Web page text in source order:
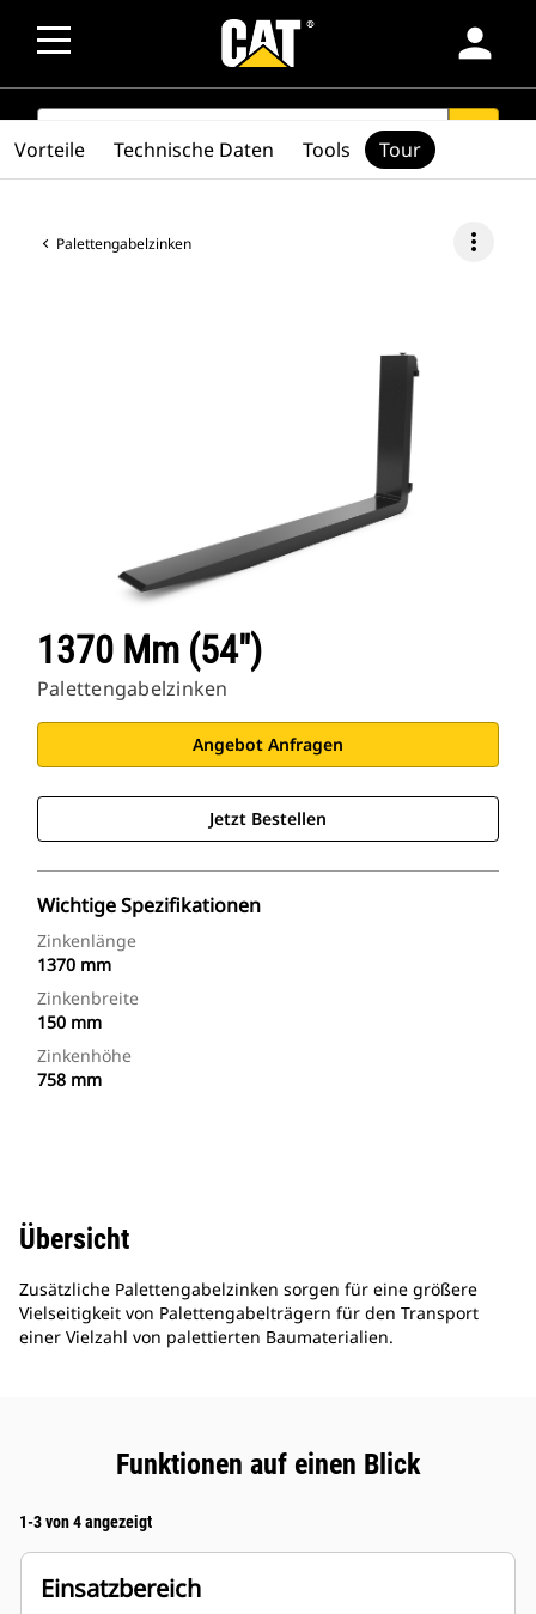
person
SEARCH
Palettengabelzinken more_vert
1370 Mm (54")
Palettengabelzinken
Angebot Anfragen
Jetzt Bestellen
Wichtige Spezifikationen
Zinkenlänge
1370 mm
Zinkenbreite
150 mm
Zinkenhöhe
758 mm
Vorteile Technische Daten Tools Tour
Übersicht
Zusätzliche Palettengabelzinken sorgen für eine größere
Vielseitigkeit von Palettengabelträgern für den Transport
einer Vielzahl von palettierten Baumaterialien.
Funktionen auf einen Blick
1-3 von 4 angezeigt
Einsatzbereich